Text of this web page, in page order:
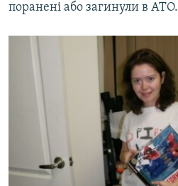
поранені або загинули в АТО.